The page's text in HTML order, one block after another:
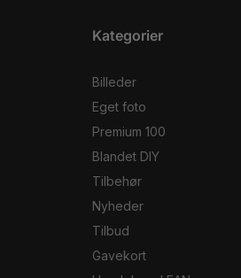
Kategorier
Billeder
Eget foto
Premium 100
Blandet DIY
Tilbehør
Nyheder
Tilbud
Gavekort